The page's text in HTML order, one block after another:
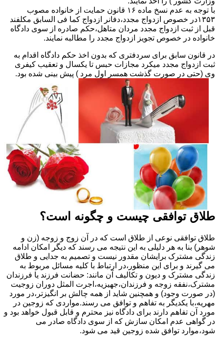
با توجه به عدم نسخ ماده ۱۶ قانون حمایت از خانواده مصوب
۱۳۵۳در خصوص ازدواج مجدد،دفانر ازدواج کما فی السابق مکلفند
قبل از ثبت ازدواج مجدد مردان متاهل،حکم صادره از سوی دادگاه
خانواده در خصوص تجویز ازدواج مجدد را مطالبه نمایند.
در قانون سابق برای سردفتری که بدون اخذ حکم دادگاه اقدام به
ثبت ازدواج مجدد میکرد مجازات حبس تا یکسال و تعقیب کیفری
وی (حتی در صورت گذشت همسر اول مرد ) پیش بینی شده بود.
طلاق توافقی چیست و چگونه است؟
طلاق توافقی نوعی از طلاق است که در آن زوج و زوجه (زن و
شوهر) بنا به هر دلیلی به این نتیجه می رسند که دیگر امکان ادامه
زندگی مشترک برایشان مقدور نیست و تصمیم به جدایی و طلاق
می گیرند و برای این منظور،در ارتباط با کلیه مسائل مربوط به
زندگی مشترک و دیون و تکالیف آن مانند: حضانت فرزند یا فرزندان
مشترک،نفقه زوجه و فرزندان،جهیزیه،اجرت المثل دوران زوجیت
(در صورت وجود) و همچنین شاید از همه چالش بر انگیزتر،در مورد
مهریه،با یکدیگر به تفاهم و توافق می رسند.مواردی که زوجین در
مورد آن تفاهم دارند برای دادگاه نیز محترم و قابل قبول خواهد بود و
در گواهی عدم امکان سازش که از سوی دادگاه صادر می
شود،موارد توافق شده زوجین قید می شود.